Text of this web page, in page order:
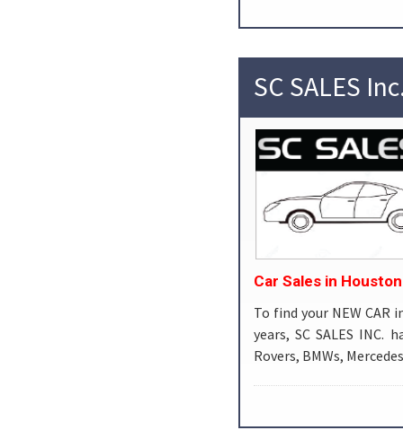
SC SALES
Car Sales in Houston
To find your NEW CAR
years, SC SALES INC.
Rovers, BMWs,